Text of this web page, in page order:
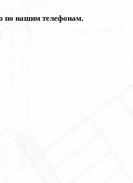
по нашим телефонам.